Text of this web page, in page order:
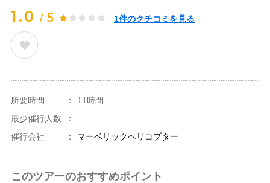
1.0 / 5 1件のクチコミを見る
所要時間 ：
11時間
最少催行人数
：
催行会社
： マーベリックヘリコプター
このツアーのおすすめポイント